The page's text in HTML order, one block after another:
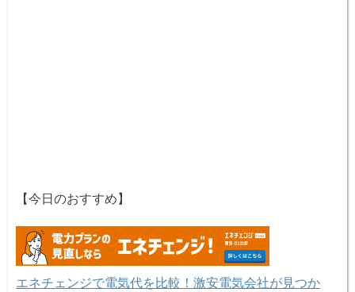
【今日のおすすめ】
エネチェンジで電気代を比較！激安電気会社が見つか